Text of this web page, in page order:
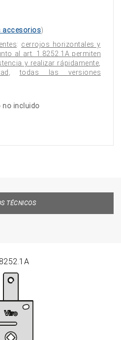
accesorios)
: cerrojos horizontales y
art. 1.8252.1A permiten
y realizar rápidamente
,todas las versiones
no incluido
TÉCNICOS